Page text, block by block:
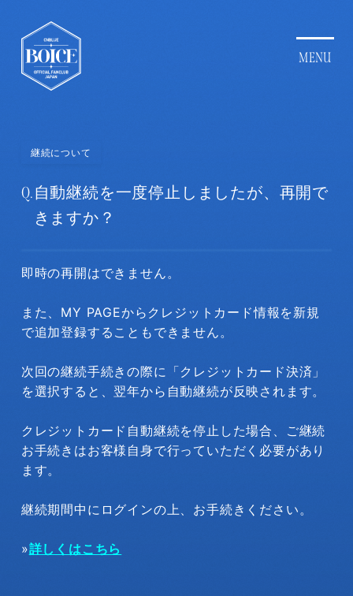
継続について
Q.自動継続を一度停止しましたが、再開で
きますか？
即時の再開はできません。
また、MY PAGEからクレジットカード情報を新規
で追加登録することもできません。
次回の継続手続きの際に「クレジットカード決済」
を選択すると、翌年から自動継続が反映されます。
クレジットカード自動継続を停止した場合、ご継続
お手続きはお客様自身で行っていただく必要があり
ます。
継続期間中にログインの上、お手続きください。
»詳しくはこちら